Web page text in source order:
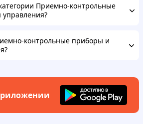
Приемно-контрольные
контрольные приборы и